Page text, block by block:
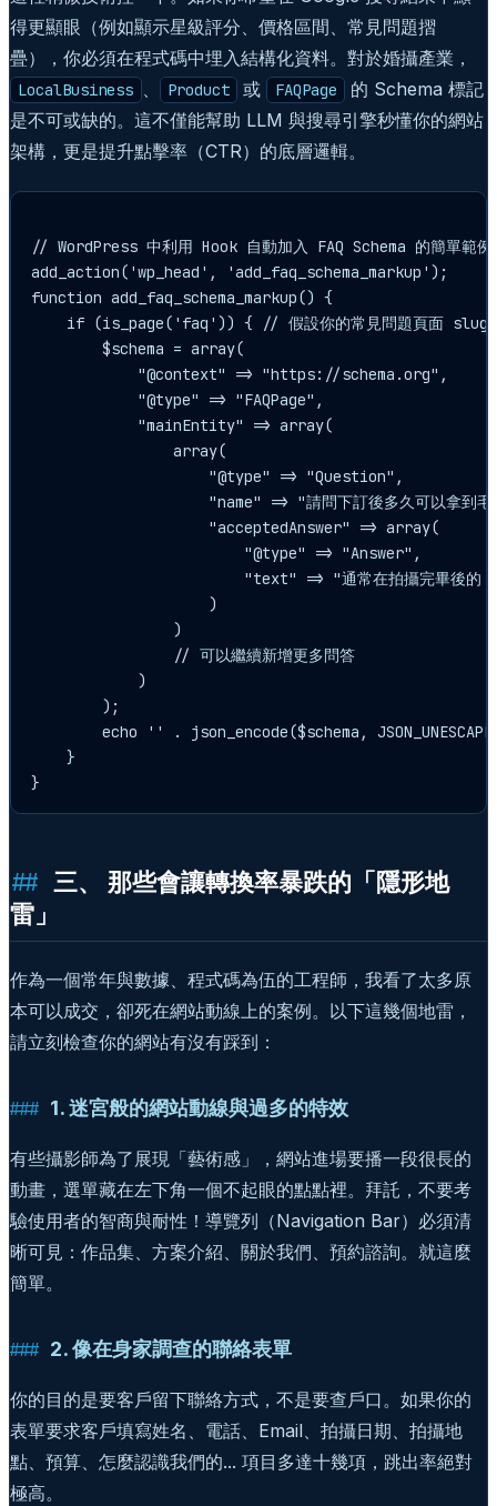
得更顯眼（例如顯示星級評分、價格區間、常見問題摺
疊），你必須在程式碼中埋入結構化資料。對於婚攝產業，
LocalBusiness 、 Product 或 FAQPage 的 Schema 標記
是不可或缺的。這不僅能幫助 LLM 與搜尋引擎秒懂你的網站
架構，更是提升點擊率（CTR）的底層邏輯。
// WordPress 中利用 Hook 自動加入 FAQ Schema 的簡單範例
add_action('wp_head', 'add_faq_schema_markup');
function add_faq_schema_markup() {
if (is_page('faq')) { // 假設你的常見問題頁面 slug
        $schema = array(
            "@context" => "https://schema.org",
            "@type" => "FAQPage",
            "mainEntity" => array(
                array(
                    "@type" => "Question",
"name" => "請問下訂後多久可以拿到毛
                    "acceptedAnswer" => array(
                        "@type" => "Answer",
"text" => "通常在拍攝完畢後的
                    )
                )
                // 可以繼續新增更多問答
            )
        );
echo '' . json_encode($schema,
    }
三、 那些會讓轉換率暴跌的「隱形地
雷」
作為一個常年與數據、程式碼為伍的工程師，我看了太多原
本可以成交，卻死在網站動線上的案例。以下這幾個地雷，
請立刻檢查你的網站有沒有踩到：
1. 迷宮般的網站動線與過多的特效
有些攝影師為了展現「藝術感」，網站進場要播一段很長的
動畫，選單藏在左下角一個不起眼的點點裡。拜託，不要考
驗使用者的智商與耐性！導覽列（Navigation Bar）必須清
晰可見：作品集、方案介紹、關於我們、預約諮詢。就這麼
簡單。
2. 像在身家調查的聯絡表單
你的目的是要客戶留下聯絡方式，不是要查戶口。如果你的
表單要求客戶填寫姓名、電話、Email、拍攝日期、拍攝地
點、預算、怎麼認識我們的... 項目多達十幾項，跳出率絕對
極高。